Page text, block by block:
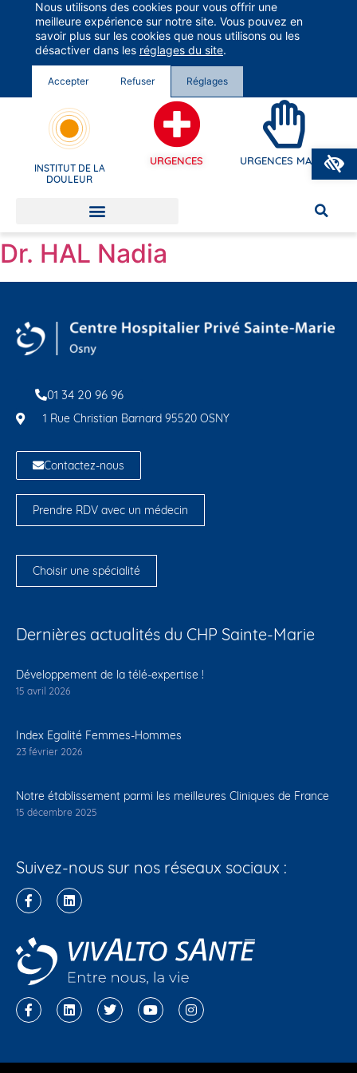
Groupe Vivalto Santé
Entre nous, la vie
INSTITUT DE LA
DOULEUR
URGENCES URGENCES MAINS
Dr. HAL Nadia
01 34 20 96 96
1 Rue Christian Barnard 95520 OSNY
Contactez-nous
Prendre RDV avec un médecin
Choisir une spécialité
Dernières actualités du CHP Sainte-Marie
Développement de la télé-expertise !
15 avril 2026
Index Egalité Femmes-Hommes
23 février 2026
Notre établissement parmi les meilleures Cliniques de France
15 décembre 2025
Suivez-nous sur nos réseaux sociaux :
Nous utilisons des cookies pour vous offrir une
meilleure expérience sur notre site. Vous pouvez en
savoir plus sur les cookies que nous utilisons ou les
désactiver dans les réglages du site.
Accepter Refuser Réglages